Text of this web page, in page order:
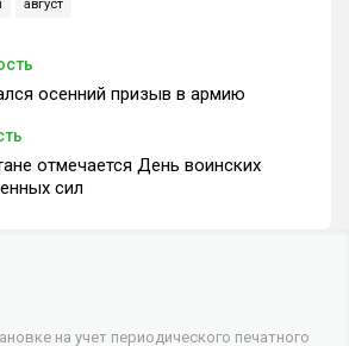
август
осенний призыв в армию
отмечается День воинских
сил
на учет периодического печатного